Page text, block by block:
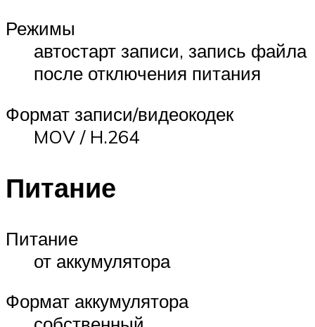
Режимы
автостарт записи, запись файла
после отключения питания
Формат записи/видеокодек
MOV / H.264
Питание
Питание
от аккумулятора
Формат аккумулятора